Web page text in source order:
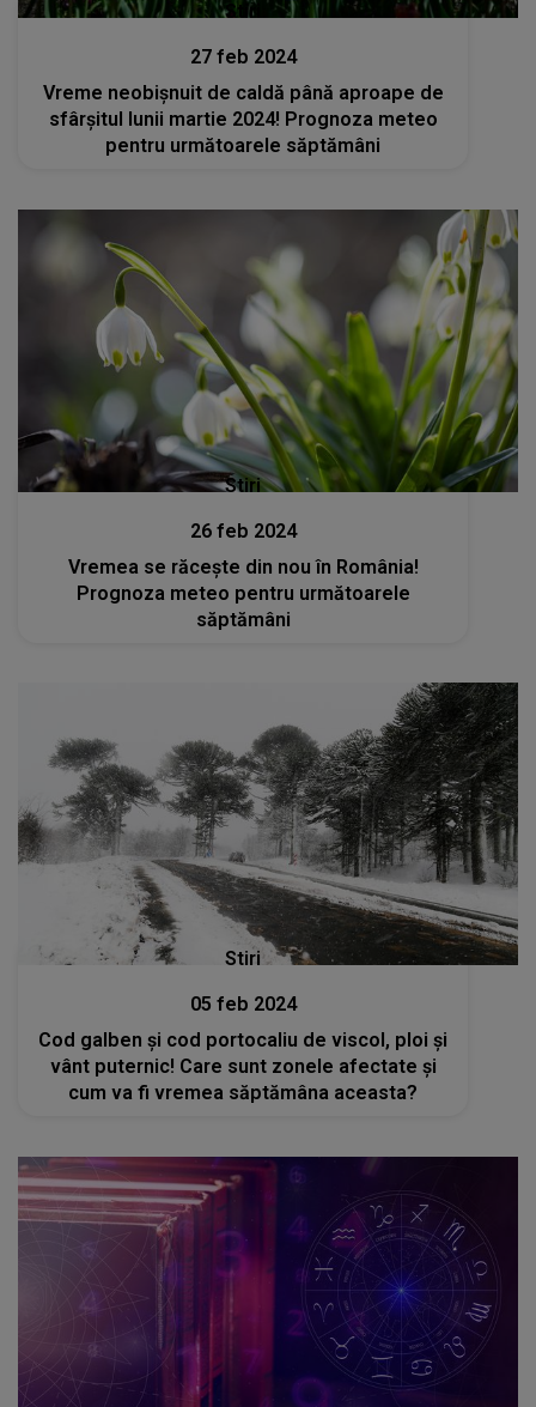
Stiri
27 feb 2024
Vreme neobișnuit de caldă până aproape de
sfârşitul lunii martie 2024! Prognoza meteo
pentru următoarele săptămâni
Stiri
26 feb 2024
Vremea se răcește din nou în România!
Prognoza meteo pentru următoarele
săptămâni
Stiri
05 feb 2024
Cod galben și cod portocaliu de viscol, ploi și
vânt puternic! Care sunt zonele afectate și
cum va fi vremea săptămâna aceasta?